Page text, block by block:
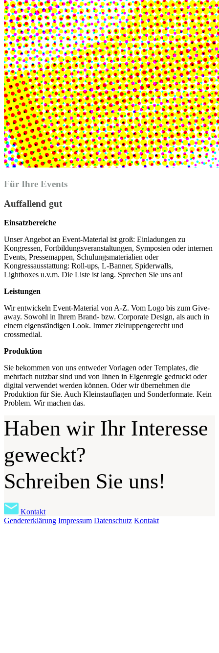
Für Ihre Events
Auffallend gut
Einsatzbereiche
Unser Angebot an Event-Material ist groß: Einladungen zu
Kongressen, Fortbildungsveranstaltungen, Symposien oder internen
Events, Pressemappen, Schulungsmaterialien oder
Kongressausstattung: Roll-ups, L-Banner, Spiderwalls,
Lightboxes u.v.m. Die Liste ist lang. Sprechen Sie uns an!
Leistungen
Wir entwickeln Event-Material von A-Z. Vom Logo bis zum Give-
away. Sowohl in Ihrem Brand- bzw. Corporate Design, als auch in
einem eigenständigen Look. Immer zielruppengerecht und
crossmedial.
Produktion
Sie bekommen von uns entweder Vorlagen oder Templates, die
mehrfach nutzbar sind und von Ihnen in Eigenregie gedruckt oder
digital verwendet werden können. Oder wir übernehmen die
Produktion für Sie. Auch Kleinstauflagen und Sonderformate. Kein
Problem. Wir machen das.
Haben wir Ihr Interesse
geweckt?
Schreiben Sie uns!
Kontakt
Gendererklärung Impressum Datenschutz Kontakt